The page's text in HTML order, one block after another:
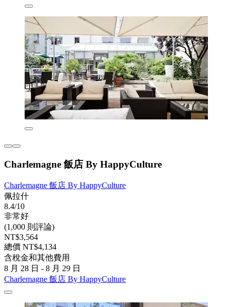
Charlemagne 飯店 By HappyCulture
Charlemagne 飯店 By HappyCulture
佩拉什
8.4/10
非常好
(1,000 則評論)
NT$3,564
總價 NT$4,134
含稅金和其他費用
8 月 28 日 - 8 月 29 日
Charlemagne 飯店 By HappyCulture